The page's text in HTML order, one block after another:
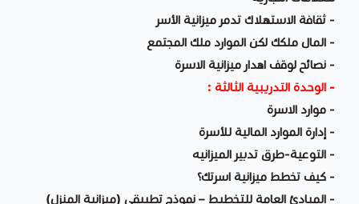
- ثقافة الاستهلاك تدمر ميزانية الأسر
- المال ملكك لكن الموارد ملك المجتمع
- نصائح لوقف اهدار ميزانية الاسرة
- الوحدة التدريبية الثالثة :
- موارد الاسرة
- إدارة الموارد المالية للأسرة
- التوعية-طرق تدبير الميزانيه
- كيف تخطط ميزانية اسرتك؟
- المبادئ العامة للتخطيط – نموذج تطبيقي (ميزانية المنزل)